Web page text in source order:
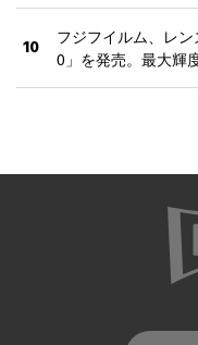
10
フジフイルム、レ
0」を発売。最大輝